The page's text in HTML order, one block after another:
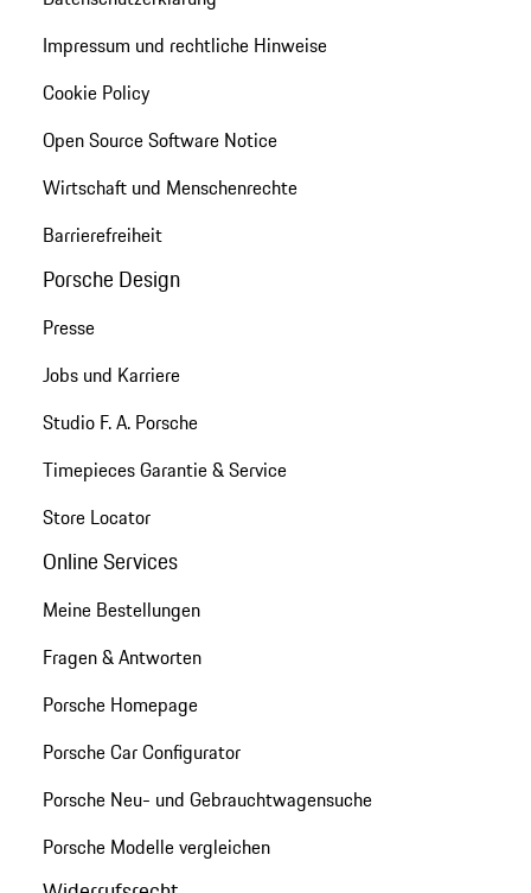
Impressum und rechtliche Hinweise
Cookie Policy
Open Source Software Notice
Wirtschaft und Menschenrechte
Barrierefreiheit
Porsche Design
Presse
Jobs und Karriere
Studio F. A. Porsche
Timepieces Garantie & Service
Store Locator
Online Services
Meine Bestellungen
Fragen & Antworten
Porsche Homepage
Porsche Car Configurator
Porsche Neu- und Gebrauchtwagensuche
Porsche Modelle vergleichen